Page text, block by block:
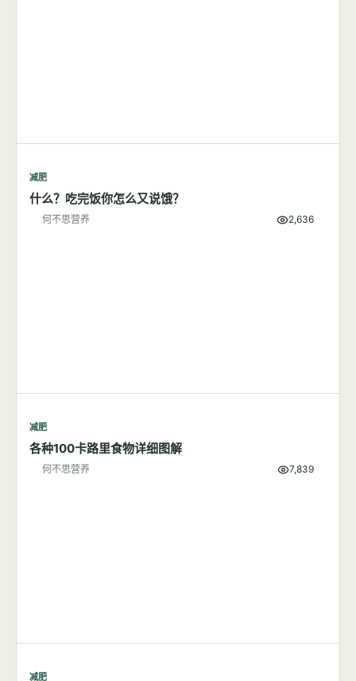
减肥
什么？吃完饭你怎么又说饿？
何不思营养 2,636
减肥
各种100卡路里食物详细图解
何不思营养 7,839
减肥